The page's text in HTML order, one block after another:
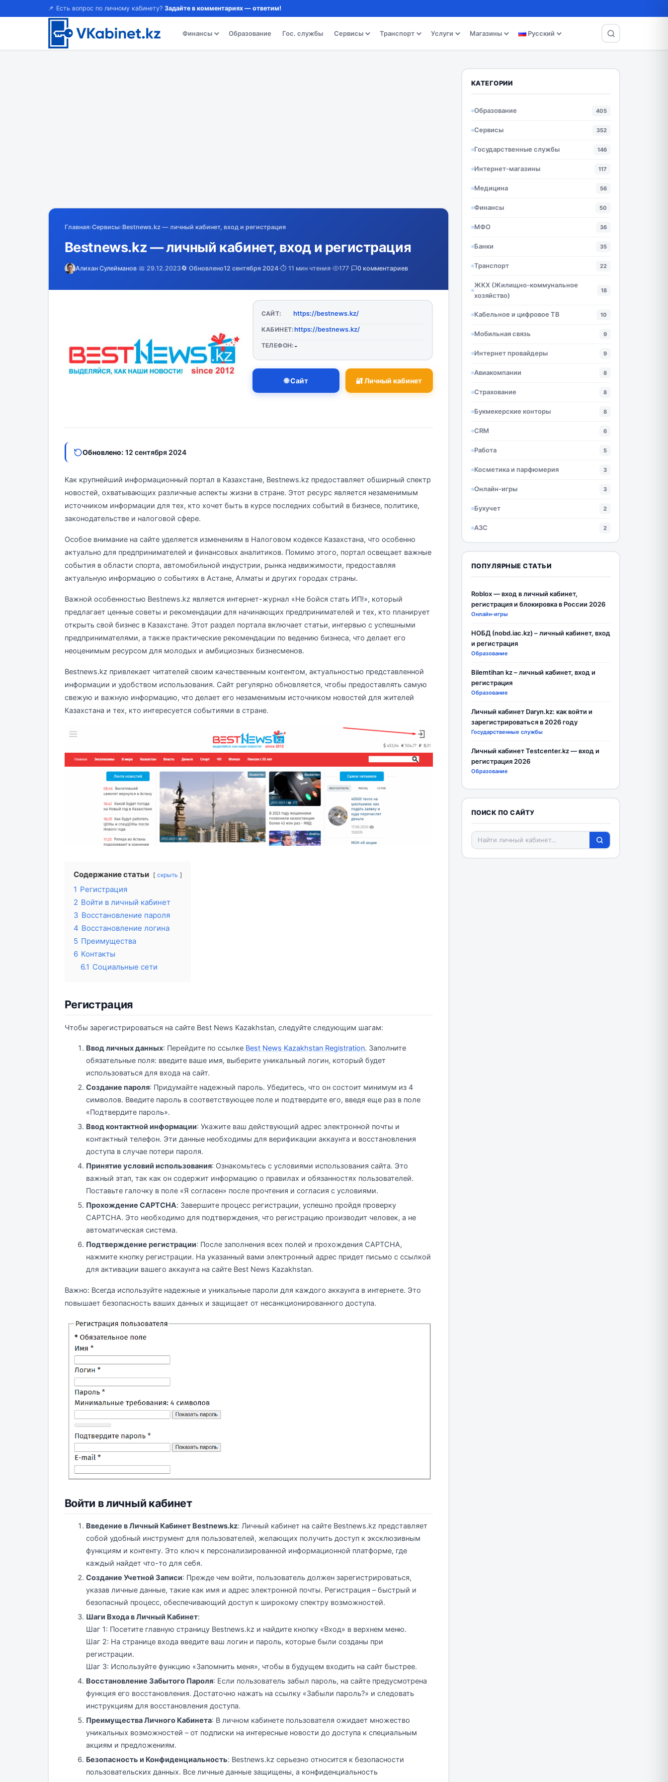
📌 Есть вопрос по личному кабинету? Задайте в комментариях — ответим!
Финансы Образование Гос. службы Сервисы Транспорт Услуги Магазины Русский
Главная›Сервисы›Bestnews.kz — личный кабинет, вход и регистрация
Bestnews.kz — личный кабинет, вход и регистрация
Алихан Сулейманов·📅 29.12.2023🔄 Обновлено12 сентября 2024·⏱️ 11 мин чтения· 177· 0 комментариев
САЙТ: https://bestnews.kz/
КАБИНЕТ:https://bestnews.kz/
ТЕЛЕФОН: -
🌐 Сайт 🔐 Личный кабинет
Обновлено: 12 сентября 2024
Как крупнейший информационный портал в Казахстане, Bestnews.kz предоставляет обширный спектр
новостей, охватывающих различные аспекты жизни в стране. Этот ресурс является незаменимым
источником информации для тех, кто хочет быть в курсе последних событий в бизнесе, политике,
законодательстве и налоговой сфере.
Особое внимание на сайте уделяется изменениям в Налоговом кодексе Казахстана, что особенно
актуально для предпринимателей и финансовых аналитиков. Помимо этого, портал освещает важные
события в области спорта, автомобильной индустрии, рынка недвижимости, предоставляя
актуальную информацию о событиях в Астане, Алматы и других городах страны.
Важной особенностью Bestnews.kz является интернет-журнал «Не бойся стать ИП!», который
предлагает ценные советы и рекомендации для начинающих предпринимателей и тех, кто планирует
открыть свой бизнес в Казахстане. Этот раздел портала включает статьи, интервью с успешными
предпринимателями, а также практические рекомендации по ведению бизнеса, что делает его
неоценимым ресурсом для молодых и амбициозных бизнесменов.
Bestnews.kz привлекает читателей своим качественным контентом, актуальностью представленной
информации и удобством использования. Сайт регулярно обновляется, чтобы предоставлять самую
свежую и важную информацию, что делает его незаменимым источником новостей для жителей
Казахстана и тех, кто интересуется событиями в стране.
Содержание статьи скрыть
1 Регистрация
2 Войти в личный кабинет
3 Восстановление пароля
4 Восстановление логина
5 Преимущества
6 Контакты
6.1 Социальные сети
Регистрация
Чтобы зарегистрироваться на сайте Best News Kazakhstan, следуйте следующим шагам:
Ввод личных данных: Перейдите по ссылке Best News Kazakhstan Registration. Заполните
обязательные поля: введите ваше имя, выберите уникальный логин, который будет
использоваться для входа на сайт.
Создание пароля: Придумайте надежный пароль. Убедитесь, что он состоит минимум из 4
символов. Введите пароль в соответствующее поле и подтвердите его, введя еще раз в поле
«Подтвердите пароль».
Ввод контактной информации: Укажите ваш действующий адрес электронной почты и
контактный телефон. Эти данные необходимы для верификации аккаунта и восстановления
доступа в случае потери пароля.
Принятие условий использования: Ознакомьтесь с условиями использования сайта. Это
важный этап, так как он содержит информацию о правилах и обязанностях пользователей.
Поставьте галочку в поле «Я согласен» после прочтения и согласия с условиями.
Прохождение CAPTCHA: Завершите процесс регистрации, успешно пройдя проверку
CAPTCHA. Это необходимо для подтверждения, что регистрацию производит человек, а не
автоматическая система.
Подтверждение регистрации: После заполнения всех полей и прохождения CAPTCHA,
нажмите кнопку регистрации. На указанный вами электронный адрес придет письмо с ссылкой
для активации вашего аккаунта на сайте Best News Kazakhstan.
Важно: Всегда используйте надежные и уникальные пароли для каждого аккаунта в интернете. Это
повышает безопасность ваших данных и защищает от несанкционированного доступа.
Войти в личный кабинет
Введение в Личный Кабинет Bestnews.kz: Личный кабинет на сайте Bestnews.kz представляет
собой удобный инструмент для пользователей, желающих получить доступ к эксклюзивным
функциям и контенту. Это ключ к персонализированной информационной платформе, где
каждый найдет что-то для себя.
Создание Учетной Записи: Прежде чем войти, пользователь должен зарегистрироваться,
указав личные данные, такие как имя и адрес электронной почты. Регистрация – быстрый и
безопасный процесс, обеспечивающий доступ к широкому спектру возможностей.
Шаги Входа в Личный Кабинет:
Шаг 1: Посетите главную страницу Bestnews.kz и найдите кнопку «Вход» в верхнем меню.
Шаг 2: На странице входа введите ваш логин и пароль, которые были созданы при
регистрации.
Шаг 3: Используйте функцию «Запомнить меня», чтобы в будущем входить на сайт быстрее.
Восстановление Забытого Пароля: Если пользователь забыл пароль, на сайте предусмотрена
функция его восстановления. Достаточно нажать на ссылку «Забыли пароль?» и следовать
инструкциям для восстановления доступа.
Преимущества Личного Кабинета: В личном кабинете пользователя ожидает множество
уникальных возможностей – от подписки на интересные новости до доступа к специальным
акциям и предложениям.
Безопасность и Конфиденциальность: Bestnews.kz серьезно относится к безопасности
пользовательских данных. Все личные данные защищены, а конфиденциальность
КАТЕГОРИИ
Образование 405
Сервисы 352
Государственные службы 146
Интернет-магазины 117
Медицина 56
Финансы 50
МФО 36
Банки 35
Транспорт 22
ЖКХ (Жилищно-коммунальное
хозяйство)
18
Кабельное и цифровое ТВ 10
Мобильная связь 9
Интернет провайдеры 9
Авиакомпании 8
Страхование 8
Букмекерские конторы 8
CRM 6
Работа 5
Косметика и парфюмерия 3
Онлайн-игры 3
Бухучет 2
АЗС 2
ПОПУЛЯРНЫЕ СТАТЬИ
Roblox — вход в личный кабинет,
регистрация и блокировка в России 2026
Онлайн-игры
НОБД (nobd.iac.kz) – личный кабинет, вход
и регистрация
Образование
Bilemtihan kz – личный кабинет, вход и
регистрация
Образование
Личный кабинет Daryn.kz: как войти и
зарегистрироваться в 2026 году
Государственные службы
Личный кабинет Testcenter.kz — вход и
регистрация 2026
Образование
ПОИСК ПО САЙТУ